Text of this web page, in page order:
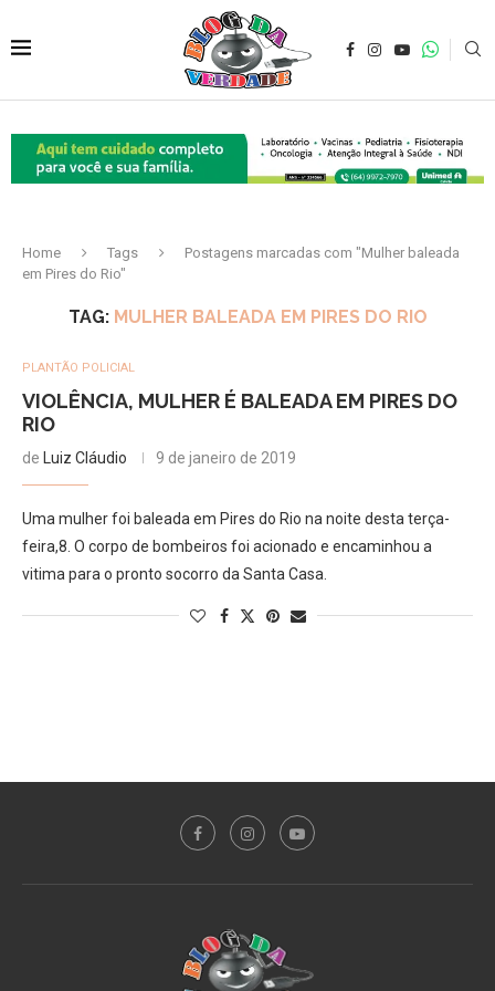
Home Tags
Postagens marcadas com "Mulher baleada
em Pires do Rio"
TAG: MULHER BALEADA EM PIRES DO RIO
PLANTÃO POLICIAL
VIOLÊNCIA, MULHER É BALEADA EM PIRES DO
RIO
de Luiz Cláudio 9 de janeiro de 2019
Uma mulher foi baleada em Pires do Rio na noite desta terça-
feira,8. O corpo de bombeiros foi acionado e encaminhou a
vitima para o pronto socorro da Santa Casa.